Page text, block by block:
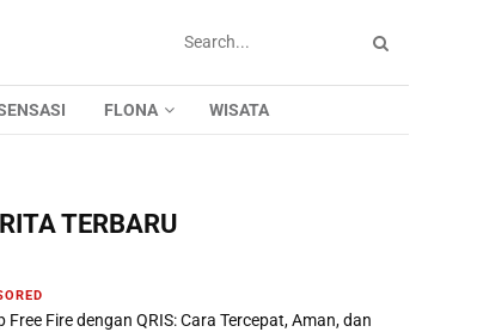
FLONA WISATA
TERBARU
Free Fire dengan QRIS: Cara Tercepat, Aman, dan